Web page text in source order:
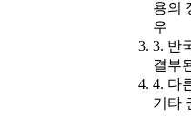
용의
우
3. 반
결부
4. 다
기타